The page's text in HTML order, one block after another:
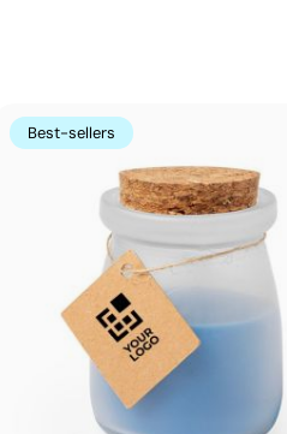
discret et élégant
naturel
à orientation écologique
aux vêtements et
Best-sellers